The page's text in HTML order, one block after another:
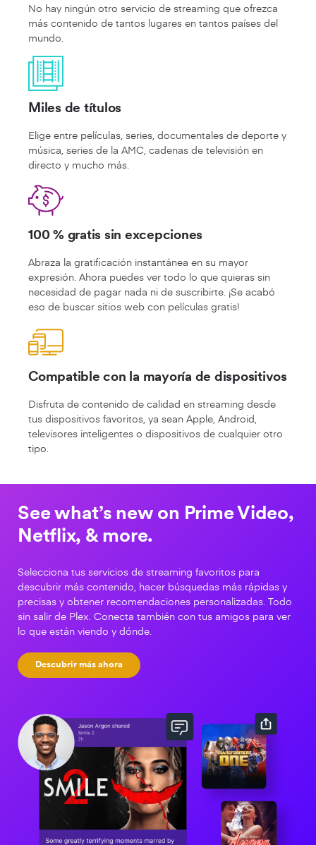
No hay ningún otro servicio de streaming que ofrezca
más contenido de tantos lugares en tantos países del
mundo.
Miles de títulos
Elige entre películas, series, documentales de deporte y
música, series de la AMC, cadenas de televisión en
directo y mucho más.
100 % gratis sin excepciones
Abraza la gratificación instantánea en su mayor
expresión. Ahora puedes ver todo lo que quieras sin
necesidad de pagar nada ni de suscribirte. ¡Se acabó
eso de buscar sitios web con películas gratis!
Compatible con la mayoría de dispositivos
Disfruta de contenido de calidad en streaming desde
tus dispositivos favoritos, ya sean Apple, Android,
televisores inteligentes o dispositivos de cualquier otro
tipo.
See what’s new on Prime Video,
Netflix, & more.
Selecciona tus servicios de streaming favoritos para
descubrir más contenido, hacer búsquedas más rápidas y
precisas y obtener recomendaciones personalizadas. Todo
sin salir de Plex. Conecta también con tus amigos para ver
lo que están viendo y dónde.
Descubrir más ahora